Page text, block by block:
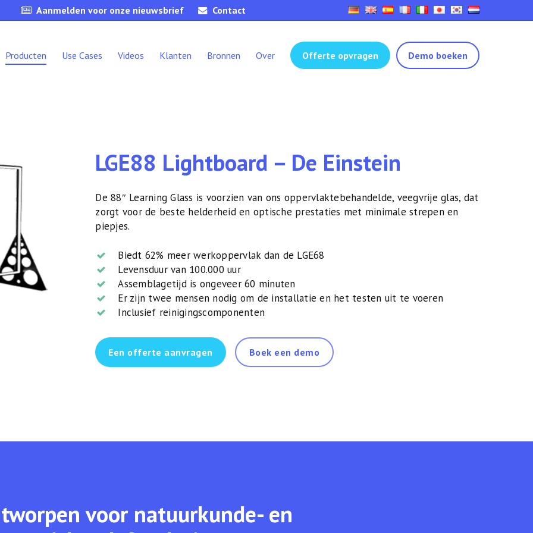
Aanmelden voor onze nieuwsbrief Contact
Producten Use Cases Videos Klanten Bronnen Over Offerte opvragen Demo boeken
LGE88 Lightboard – De Einstein
De 88″ Learning Glass is voorzien van ons oppervlaktebehandelde, veegvrije glas, dat
zorgt voor de beste helderheid en optische prestaties met minimale strepen en
piepjes.
Biedt 62% meer werkoppervlak dan de LGE68
Levensduur van 100.000 uur
Assemblagetijd is ongeveer 60 minuten
Er zijn twee mensen nodig om de installatie en het testen uit te voeren
Inclusief reinigingscomponenten
Een offerte aanvragen Boek een demo
voor natuurkunde- en